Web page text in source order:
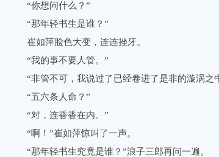
“你想问什么？”
“那年轻书生是谁？”
崔如萍脸色大变，连连挫牙。
“我的事不要人管。”
“非管不可，我说过了已经卷进了是非的漩涡之
“五六条人命？”
“对，连香香在内。”
“啊！”崔如萍惊叫了一声。
“那年轻书生究竟是谁？”浪子三郎再问一遍。